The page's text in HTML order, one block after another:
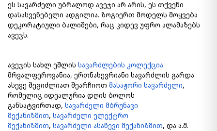
ეს სავარძელი უბრალოდ ავეჯი არ არის, ეს თქვენი
დასასვენებელი ადგილია. ზოგიერთ მოდელს მოყვება
დეკორატიული ბალიშები, რაც კიდევ უფრო ალამაზებს
ავეჯს.
ავეჯის სახლ ეშლის სავარძლების კოლექცია
მრვალფეროვანია, ერთნახევრიანი სავარძლის გარდა
ასევე შეგიძლიათ შეარჩიოთ მასაჟორი სავარძელი,
რომელიც იდეალურია დღის ბოლოს
განსატვირთად, სავარძელი მბრუნავი
მექანიზმით, სავარძელი ელექტრო
მექანიზმით, სავარძელი ასაწევი მექანიზმით, და ა.შ.